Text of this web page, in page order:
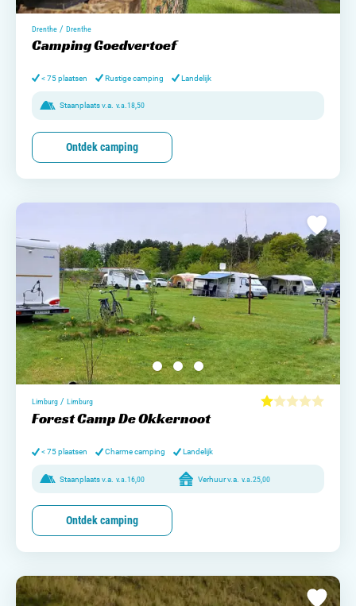
Drenthe / Drenthe
Camping Goedvertoef
< 75 plaatsen Rustige camping Landelijk
Staanplaats v.a. v.a.18,50
Ontdek camping
Limburg / Limburg
Forest Camp De Okkernoot
< 75 plaatsen Charme camping Landelijk
Staanplaats v.a. v.a. 16,00 Verhuur v.a. v.a. 25,00
Ontdek camping